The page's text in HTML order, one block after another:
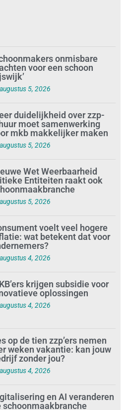
onmisbare
voor een schoon
augustus 5, 2026
duidelijkheid over zzp-
moet samenwerking
mkb makkelijker maken
augustus 5, 2026
Wet Weerbaarheid
Entiteiten raakt ook
augustus 5, 2026
voelt veel hogere
wat betekent dat voor
augustus 4, 2026
krijgen subsidie voor
oplossingen
augustus 4, 2026
op de tien zzp’ers nemen
weken vakantie: kan jouw
zonder jou?
augustus 4, 2026
en AI veranderen
schoonmaakbranche